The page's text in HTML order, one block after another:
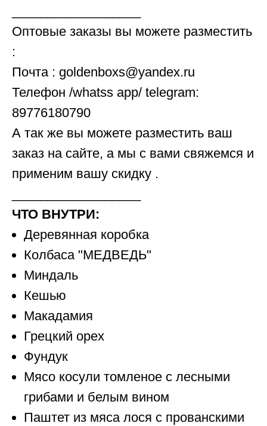
Оптовые заказы вы можете разместить
:
Почта : goldenboxs@yandex.ru
Телефон /whatss app/ telegram:
89776180790
А так же вы можете разместить ваш
заказ на сайте, а мы с вами свяжемся и
применим вашу скидку .
ЧТО ВНУТРИ:
Деревянная коробка
Колбаса "МЕДВЕДЬ"
Миндаль
Кешью
Макадамия
Грецкий орех
Фундук
Мясо косули томленое с лесными
грибами и белым вином
Паштет из мяса лося с прованскими